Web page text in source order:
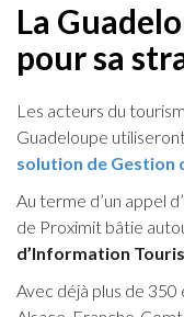
La
pour sa
Les acteurs du
Guadeloupe
solution de Gestion
Au terme d’un appel
de Proximit bâtie
d’Information
Avec déjà plus de